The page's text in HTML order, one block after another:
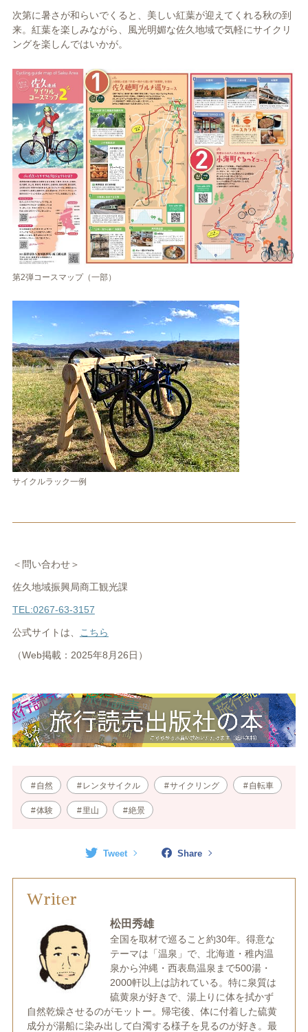
次第に暑さが和らいでくると、美しい紅葉が迎えてくれる秋の到
来。紅葉を楽しみながら、風光明媚な佐久地域で気軽にサイクリ
ングを楽しんではいかが。
第2弾コースマップ（一部）
サイクルラック一例
＜問い合わせ＞
佐久地域振興局商工観光課
TEL:0267-63-3157
公式サイトは、 こちら
（Web掲載：2025年8月26日）
自然 レンタサイクル サイクリング 自転車
体験 里山 絶景
Tweet Share
Writer
松田秀雄
全国を取材で巡ること約30年。得意な
テーマは「温泉」で、北海道・稚内温
泉から沖縄・西表島温泉まで500湯・
2000軒以上は訪れている。特に泉質は
硫黄泉が好きで、湯上りに体を拭かず
自然乾燥させるのがモットー。帰宅後、体に付着した硫黄
成分が湯船に染み出して白濁する様子を見るのが好き。最